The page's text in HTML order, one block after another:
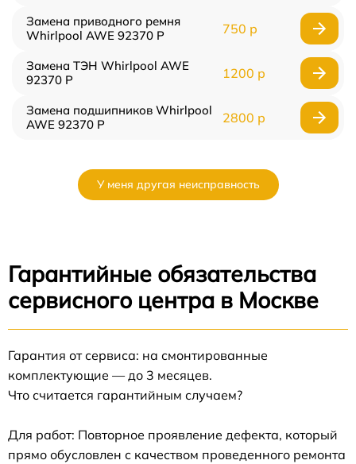
Замена приводного ремня
Whirlpool AWE 92370 P
750 р
Замена ТЭН Whirlpool AWE
92370 P
1200 р
Замена подшипников Whirlpool
AWE 92370 P
2800 р
У меня другая неисправность
Гарантийные обязательства
сервисного центра в Москве
Гарантия от сервиса: на смонтированные
комплектующие — до 3 месяцев.
Что считается гарантийным случаем?
Для работ: Повторное проявление дефекта, который
прямо обусловлен с качеством проведенного ремонта